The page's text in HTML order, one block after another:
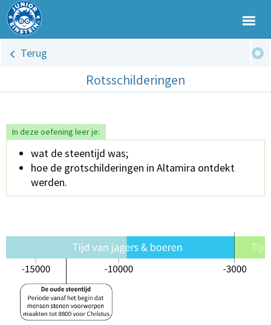
Terug
Rotsschilderingen
In deze oefening leer je:
wat de steentijd was;
hoe de grotschilderingen in Altamira ontdekt
werden.